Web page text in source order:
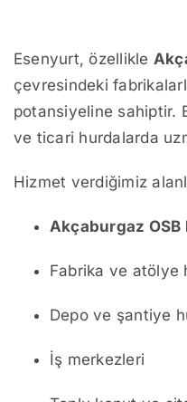
Esenyurt, özellikle
çevresindeki
potansiyeline sahiptir.
ve ticari hurdalarda
Hizmet verdiğimiz
Akçaburgaz OSB
Fabrika ve atölye
Depo ve şantiye
İş merkezleri